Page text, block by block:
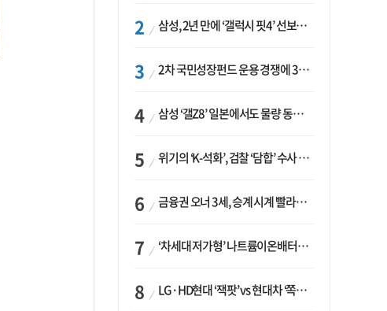
삼성, 2년 만에 ‘갤럭시 핏4’ 선보이나…웨어러블 생태계 확장 ‘시동’
2차 국민성장펀드 운용 경쟁에 33개사 몰렸다…신한·하나 등 새 얼굴 대거 합류
삼성 ‘갤Z8’ 일본에서도 물량 동났다…애플 참전 앞두고 선두 수성 ‘시험대’
위기의 ‘K-석화’, 검찰 ‘담합’ 수사 착수…“LG·한화·롯데 등 7개 업체, 8개 제품 가격 담합”
금융권 오너 3세, 승계 시계 빨라지나…한국투자 ‘속도’·미래에셋·메리츠는 ‘거리두기’
‘차세대 저가형’ 나트륨이온배터리 시대 오나…LG화학·에코프로, 상용화 속도낸다
LG·HD현대 ‘잭팟’ vs 현대차 ‘쪽박’…글로벌 사모펀드, 韓 대기업 투자 ‘희비’